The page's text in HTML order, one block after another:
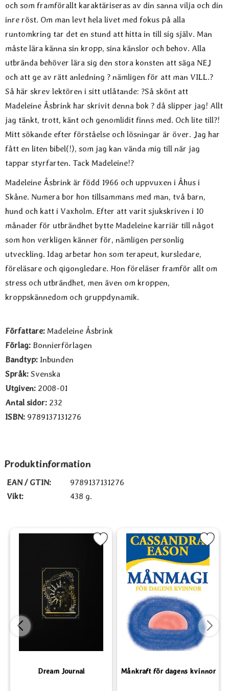
och som framförallt karaktäriseras av din sanna vilja och din
inre röst. Om man levt hela livet med fokus på alla
runtomkring tar det en stund att hitta in till sig själv. Man
måste lära känna sin kropp, sina känslor och behov. Alla
utbrända behöver lära sig den stora konsten att säga NEJ
och att ge av rätt anledning ? nämligen för att man VILL.?
Så här skrev lektören i sitt utlåtande: ?Så skönt att
Madeleine Åsbrink har skrivit denna bok ? då slipper jag! Allt
jag tänkt, trott, känt och genomlidit finns med. Och lite till?!
Mitt sökande efter förståelse och lösningar är över. Jag har
fått en liten bibel(!), som jag kan vända mig till när jag
tappar styrfarten. Tack Madeleine!?
Madeleine Åsbrink är född 1966 och uppvuxen i Åhus i
Skåne. Numera bor hon tillsammans med man, två barn,
hund och katt i Vaxholm. Efter att varit sjukskriven i 10
månader för utbrändhet bytte Madeleine karriär till något
som hon verkligen känner för, nämligen personlig
utveckling. Idag arbetar hon som terapeut, kursledare,
föreläsare och qigongledare. Hon föreläser framför allt om
stress och utbrändhet, men även om kroppen,
kroppskännedom och gruppdynamik.
Författare: Madeleine Åsbrink
Förlag: Bonnierförlagen
Bandtyp: Inbunden
Språk: Svenska
Utgiven: 2008-01
Antal sidor: 232
ISBN: 9789137131276
Produktinformation
EAN / GTIN:
9789137131276
Vikt:
438 g.
Dream Journal
Markera Dream Journal som favorit
Månkraft för dagens kvinnor
Markera Månkraft för dagens
Markera